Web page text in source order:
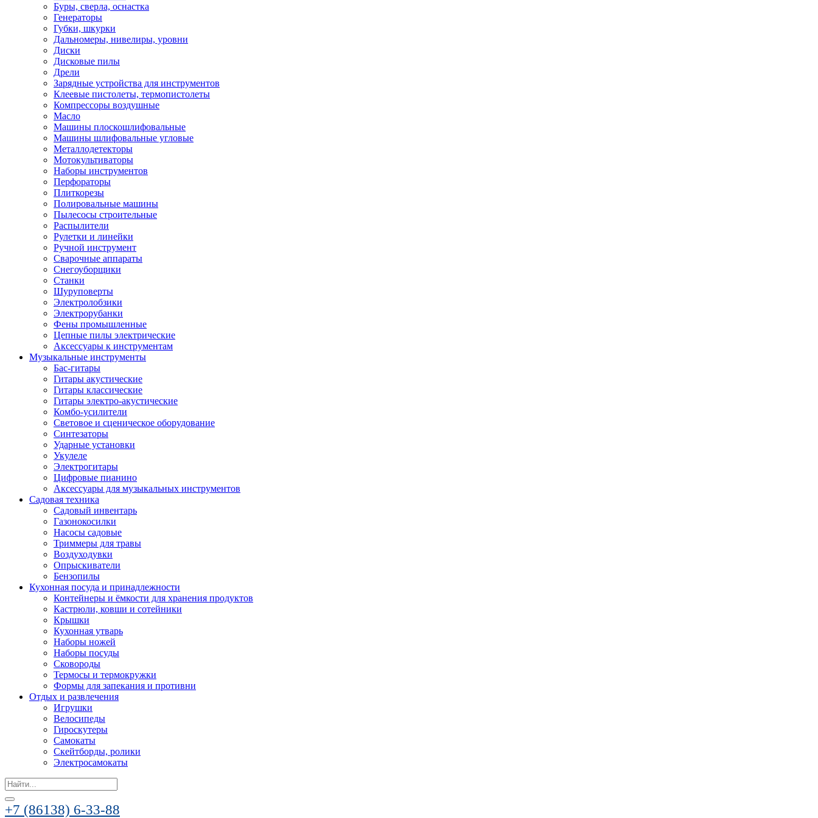
Буры, сверла, оснастка
Генераторы
Губки, шкурки
Дальномеры, нивелиры, уровни
Диски
Дисковые пилы
Дрели
Зарядные устройства для инструментов
Клеевые пистолеты, термопистолеты
Компрессоры воздушные
Масло
Машины плоскошлифовальные
Машины шлифовальные угловые
Металлодетекторы
Мотокультиваторы
Наборы инструментов
Перфораторы
Плиткорезы
Полировальные машины
Пылесосы строительные
Распылители
Рулетки и линейки
Ручной инструмент
Сварочные аппараты
Снегоуборщики
Станки
Шуруповерты
Электролобзики
Электрорубанки
Фены промышленные
Цепные пилы электрические
Аксессуары к инструментам
Музыкальные инструменты
Бас-гитары
Гитары акустические
Гитары классические
Гитары электро-акустические
Комбо-усилители
Световое и сценическое оборудование
Синтезаторы
Ударные установки
Укулеле
Электрогитары
Цифровые пианино
Аксессуары для музыкальных инструментов
Садовая техника
Садовый инвентарь
Газонокосилки
Насосы садовые
Триммеры для травы
Воздуходувки
Опрыскиватели
Бензопилы
Кухонная посуда и принадлежности
Контейнеры и ёмкости для хранения продуктов
Кастрюли, ковши и сотейники
Крышки
Кухонная утварь
Наборы ножей
Наборы посуды
Сковороды
Термосы и термокружки
Формы для запекания и противни
Отдых и развлечения
Игрушки
Велосипеды
Гироскутеры
Самокаты
Скейтборды, ролики
Электросамокаты
Search
for:
+7 (86138) 6-33-88